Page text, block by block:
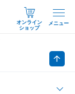
オンライン
ショップ
メニュー